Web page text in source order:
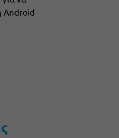
Android